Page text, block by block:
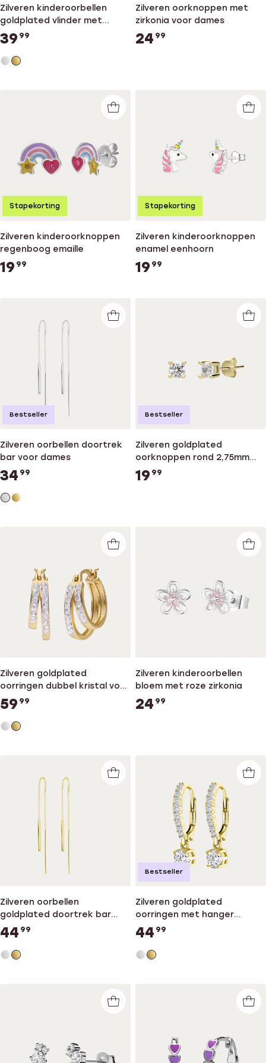
Zilveren kinderoorbellen
goldplated vlinder met
zirkonia
39 99
Zilveren oorknoppen met
zirkonia voor dames
24 99
Zilveren kinderoorknoppen
regenboog emaille
19 99
Stapekorting
Zilveren kinderoorknoppen
enamel eenhoorn
19 99
Stapekorting
Zilveren oorbellen doortrek
bar voor dames
34 99
Bestseller
Zilveren goldplated
oorknoppen rond 2,75mm
met zirkonia voor dames
19 99
Bestseller
Zilveren goldplated
oorringen dubbel kristal voor
dames
59 99
Zilveren kinderoorbellen
bloem met roze zirkonia
24 99
Zilveren oorbellen
goldplated doortrek bar
voor dames
44 99
Zilveren goldplated
oorringen met hanger
zirkonia voor dames
44 99
Bestseller